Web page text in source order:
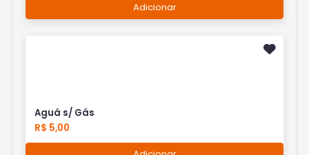
Adicionar
Aguá s/ Gás
R$ 5,00